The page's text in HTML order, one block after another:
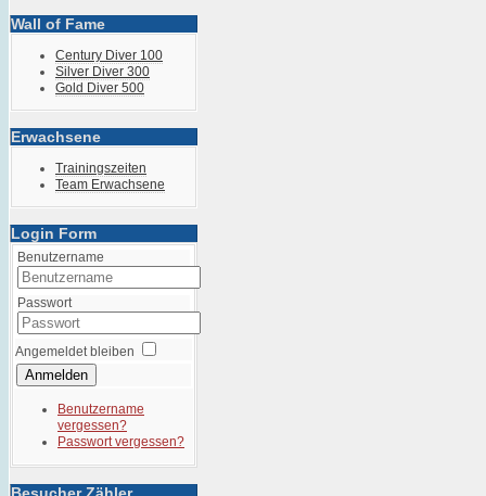
Wall of Fame
Century Diver 100
Silver Diver 300
Gold Diver 500
Erwachsene
Trainingszeiten
Team Erwachsene
Login Form
Benutzername
Passwort
Angemeldet bleiben
Anmelden
Benutzername
vergessen?
Passwort vergessen?